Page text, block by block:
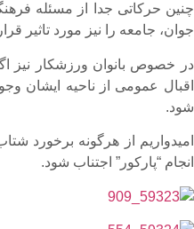
چنین حرکاتی جدا از مسئله
جوان، جامعه را نیز مورد تاثیر
در خصوص بانوان ورزشکار نیز
اقبال عمومی از ناحیه ایشان
شود.
امیدواریم از هرگونه برخورد
انجام “پارکور” اجتناب شود.